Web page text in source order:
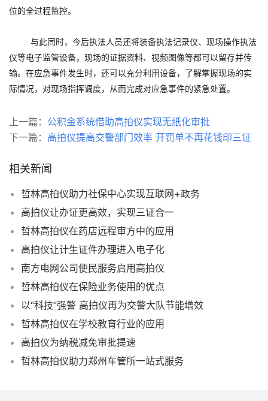
位的全过程监控。
与此同时，今后执法人员还将装备执法记录仪、现场操作执法
仪等电子监管设备，现场的证据资料、视频图像等都可以留存并传
输。在应急事件发生时，还可以充分利用设备，了解掌握现场的实
际情况，对现场指挥调度，从而完成对应急事件的紧急处置。
上一篇： 公积金系统借助高拍仪实现无纸化审批
下一篇： 高拍仪提高交警部门效率 开罚单不再花钱印三证
相关新闻
哲林高拍仪助力社保中心实现互联网+政务
高拍仪让办证更高效，实现三证合一
哲林高拍仪在药店远程审方中的应用
高拍仪让计生证件办理进入电子化
南方电网公司便民服务启用高拍仪
哲林高拍仪在保险业务使用的优点
以“科技”强警 高拍仪再为交警大队节能增效
哲林高拍仪在学校教育行业的应用
高拍仪为纳税减免审批提速
哲林高拍仪助力郑州车管所一站式服务